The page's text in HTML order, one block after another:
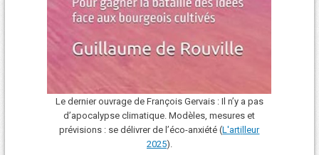
Le dernier ouvrage de François Gervais : Il n’y a pas
d’apocalypse climatique. Modèles, mesures et
prévisions : se délivrer de l’éco-anxiété (L'artilleur
2025).